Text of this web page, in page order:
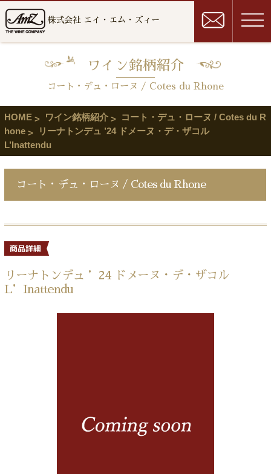
株式会社 エイ・エム・ズィー
ワイン銘柄紹介
コート・デュ・ローヌ / Cotes du Rhone
HOME ワイン銘柄紹介
コート・デュ・ローヌ / Cotes du R
hone
リーナトンデュ ’24 ドメーヌ・デ・ザコル
L’Inattendu
コート・デュ・ローヌ / Cotes du Rhone
リーナトンデュ ’24 ドメーヌ・デ・ザコル
L’Inattendu